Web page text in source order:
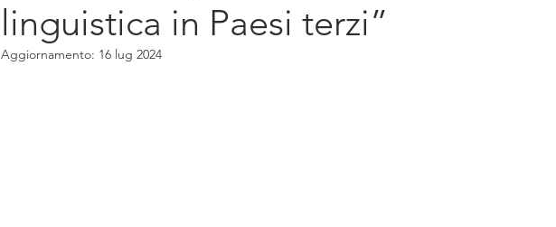
linguistica in Paesi terzi”
Aggiornamento: 16 lug 2024